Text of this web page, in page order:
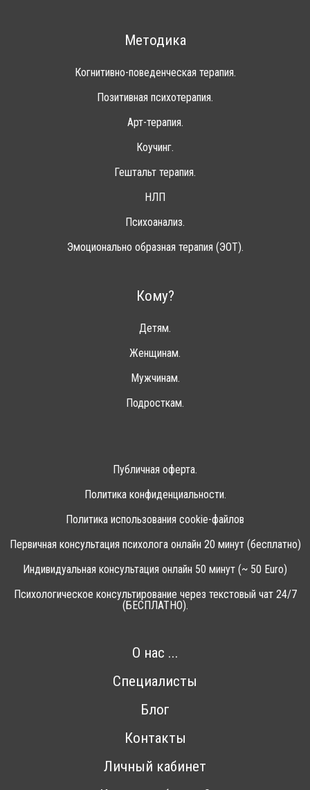
Методика
Когнитивно-поведенческая терапия.
Позитивная психотерапия.
Арт-терапия.
Коучинг.
Гештальт терапия.
НЛП
Психоанализ.
Эмоционально образная терапия (ЭОТ).
Кому?
Детям.
Женщинам.
Мужчинам.
Подросткам.
Публичная оферта.
Политика конфиденциальности.
Политика использования cookie-файлов
Первичная консультация психолога онлайн 20 минут (бесплатно)
Индивидуальная консультация онлайн 50 минут (~ 50 Euro)
Психологическое консультирование через текстовый чат 24/7
(БЕСПЛАТНО).
О нас ...
Специалисты
Блог
Контакты
Личный кабинет